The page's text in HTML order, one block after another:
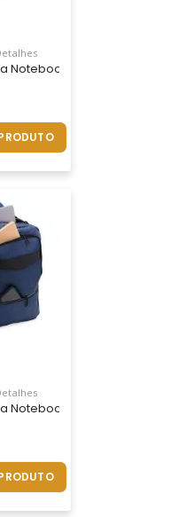
Notebook Personalizada
Notebook Personalizada